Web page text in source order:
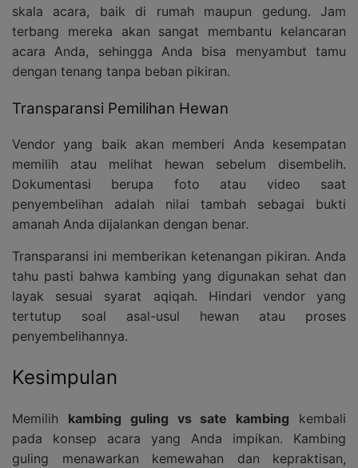
skala acara, baik di rumah maupun gedung. Jam
terbang mereka akan sangat membantu kelancaran
acara Anda, sehingga Anda bisa menyambut tamu
dengan tenang tanpa beban pikiran.
Transparansi Pemilihan Hewan
Vendor yang baik akan memberi Anda kesempatan
memilih atau melihat hewan sebelum disembelih.
Dokumentasi berupa foto atau video saat
penyembelihan adalah nilai tambah sebagai bukti
amanah Anda dijalankan dengan benar.
Transparansi ini memberikan ketenangan pikiran. Anda
tahu pasti bahwa kambing yang digunakan sehat dan
layak sesuai syarat aqiqah. Hindari vendor yang
tertutup soal asal-usul hewan atau proses
penyembelihannya.
Kesimpulan
Memilih kambing guling vs sate kambing kembali
pada konsep acara yang Anda impikan. Kambing
guling menawarkan kemewahan dan kepraktisan,